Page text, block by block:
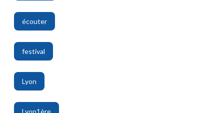
,
écouter
,
festival
,
Lyon
,